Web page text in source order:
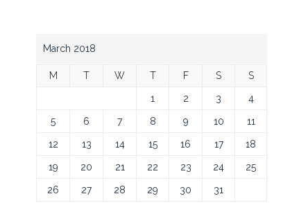
March 2018
M T W T F S S
1 2 3 4
5 6 7 8 9 10 11
12 13 14 15 16 17 18
19 20 21 22 23 24 25
26 27 28 29 30 31